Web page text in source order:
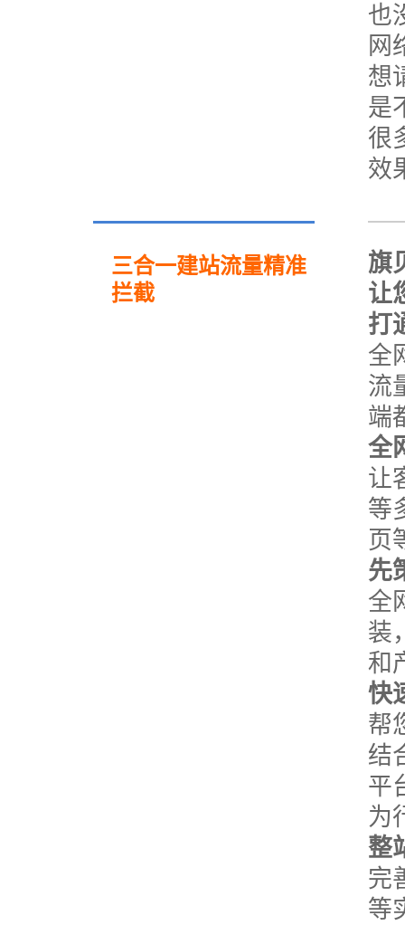
也
网
想
是
很
效
三合一建站流量精准
拦截
旗
让
打
全
流
端
全
让
等
页
先
全
装
和
快
帮
结
平
为
整
完
等